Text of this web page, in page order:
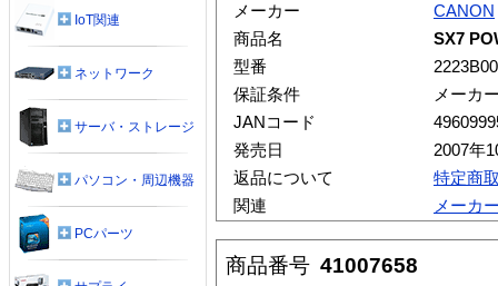
メーカー
CANON
商品名
SX7
型番
保証条件
メーカ
JANコード
発売日
2007年
返品について
特定商
関連
メーカ
商品番号 41007658
IoT関連
ネットワーク
サーバ・ストレージ
パソコン・周辺機器
PCパーツ